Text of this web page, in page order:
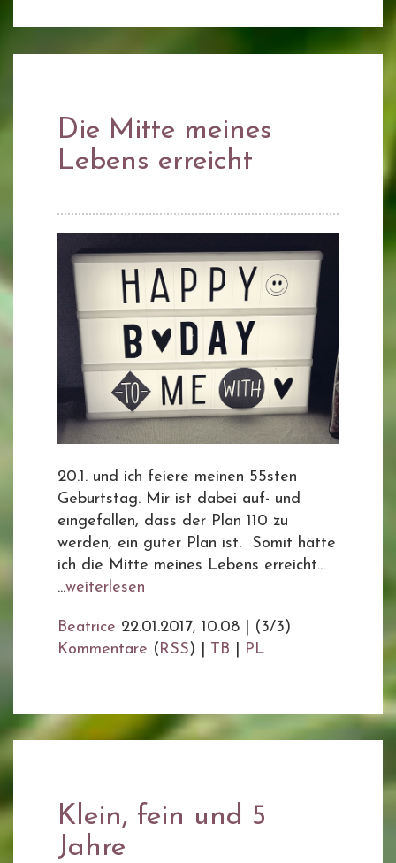
Die Mitte meines
Lebens erreicht
20.1. und ich feiere meinen 55sten
Geburtstag. Mir ist dabei auf- und
eingefallen, dass der Plan 110 zu
werden, ein guter Plan ist. Somit hätte
ich die Mitte meines Lebens erreicht...
...weiterlesen
Beatrice 22.01.2017, 10.08
(3/3)
Kommentare ( RSS) | TB PL
Klein, fein und 5
Jahre